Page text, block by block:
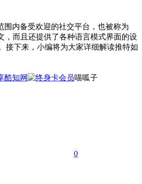
围内备受欢迎的社交平台，也被称为
，而且还提供了各种语言模式界面的设
接下来，小编将为大家详细解读推特如
喵呱子
0